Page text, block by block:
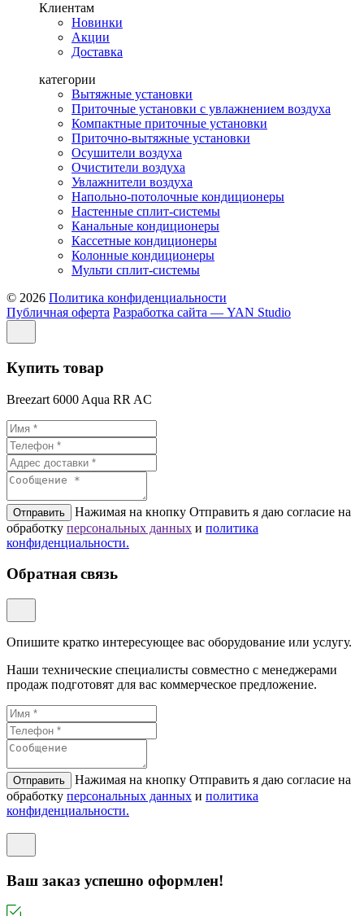
Клиентам
Новинки
Акции
Доставка
категории
Вытяжные установки
Приточные установки с увлажнением воздуха
Компактные приточные установки
Приточно-вытяжные установки
Осушители воздуха
Очистители воздуха
Увлажнители воздуха
Напольно-потолочные кондиционеры
Настенные сплит-системы
Канальные кондиционеры
Кассетные кондиционеры
Колонные кондиционеры
Мульти сплит-системы
© 2026 Политика конфиденциальности
Публичная оферта Разработка сайта — YAN Studio
Купить товар
Breezart 6000 Aqua RR AC
Отправить
Нажимая на кнопку Отправить я даю согласие на
обработку персональных данных и политикa
конфиденциальности.
Обратная связь
Опишите кратко интересующее вас оборудование или услугу.
Наши технические специалисты совместно с менеджерами
продаж подготовят для вас коммерческое предложение.
Отправить
Нажимая на кнопку Отправить я даю согласие на
обработку персональных данных и политикa
конфиденциальности.
Ваш заказ успешно оформлен!